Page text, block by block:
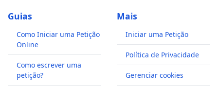
Guias
Como Iniciar uma Petição
Online
Como escrever uma
petição?
Mais
Iniciar uma Petição
Política de Privacidade
Gerenciar cookies